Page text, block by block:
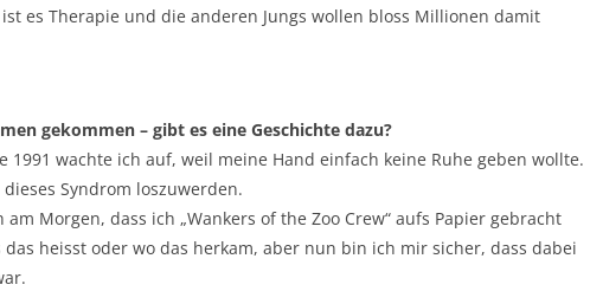
es Therapie und die anderen Jungs wollen bloss Millionen damit
gekommen – gibt es eine Geschichte dazu?
1991 wachte ich auf, weil meine Hand einfach keine Ruhe geben wollte.
Syndrom loszuwerden.
Morgen, dass ich „Wankers of the Zoo Crew“ aufs Papier gebracht
heisst oder wo das herkam, aber nun bin ich mir sicher, dass dabei